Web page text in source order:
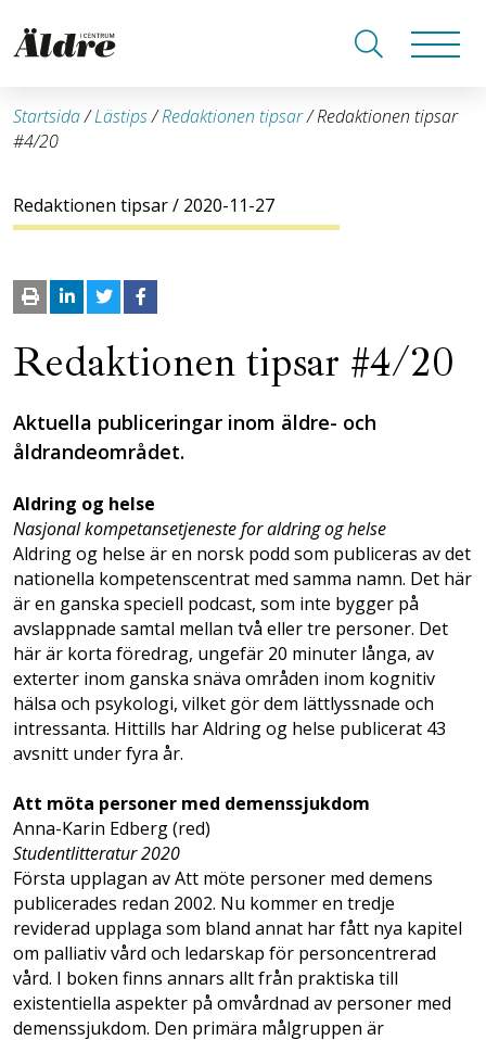
Startsida/Lästips/Redaktionen tipsar/Redaktionen tipsar
#4/20
Redaktionen tipsar/ 2020-11-27
Redaktionen tipsar #4/20
Aktuella publiceringar inom äldre- och
åldrandeområdet.
Aldring og helse
Nasjonal kompetansetjeneste for aldring og helse
Aldring og helse är en norsk podd som publiceras av det
nationella kompetenscentrat med samma namn. Det här
är en ganska speciell podcast, som inte bygger på
avslappnade samtal mellan två eller tre personer. Det
här är korta föredrag, ungefär 20 minuter långa, av
exterter inom ganska snäva områden inom kognitiv
hälsa och psykologi, vilket gör dem lättlyssnade och
intressanta. Hittills har Aldring og helse publicerat 43
avsnitt under fyra år.
Att möta personer med demenssjukdom
Anna-Karin Edberg (red)
Studentlitteratur 2020
Första upplagan av Att möte personer med demens
publicerades redan 2002. Nu kommer en tredje
reviderad upplaga som bland annat har fått nya kapitel
om palliativ vård och ledarskap för personcentrerad
vård. I boken finns annars allt från praktiska till
existentiella aspekter på omvårdnad av personer med
demenssjukdom. Den primära målgruppen är